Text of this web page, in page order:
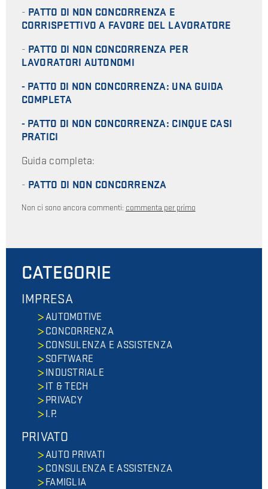
- PATTO DI NON CONCORRENZA E
CORRISPETTIVO A FAVORE DEL LAVORATORE
- PATTO DI NON CONCORRENZA PER
LAVORATORI AUTONOMI
- PATTO DI NON CONCORRENZA: UNA GUIDA
COMPLETA
- PATTO DI NON CONCORRENZA: CINQUE CASI
PRATICI
Guida completa:
- PATTO DI NON CONCORRENZA
Non ci sono ancora commenti: commenta per primo
CATEGORIE
IMPRESA
AUTOMOTIVE
CONCORRENZA
CONSULENZA E ASSISTENZA
SOFTWARE
INDUSTRIALE
IT & TECH
PRIVACY
I.P.
PRIVATO
AUTO PRIVATI
CONSULENZA E ASSISTENZA
FAMIGLIA